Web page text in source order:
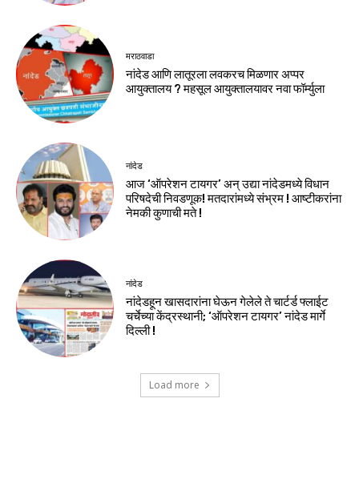
मराठवाडा
नांदेड आणि लातूरला लवकरच मिळणार अप्पर
आयुक्तालय ? महसूल आयुक्तालयावर नवा फॉर्म्युला
नांदेड
आज ‘ऑपरेशन टायगर’ अन् उद्या नांदेडमध्ये विधान
परिषदेची निवडणूक! मतदारांमध्ये संभ्रम ! आष्टीकरांना
नेमकी कुणाची मते !
नांदेड
नांदेडहून खासदारांना घेऊन गेलेले ते चार्टर्ड फ्लाईट
चर्चेच्या केंद्रस्थानी; ‘ऑपरेशन टायगर’ नांदेड मार्गे
दिल्ली !
Load more